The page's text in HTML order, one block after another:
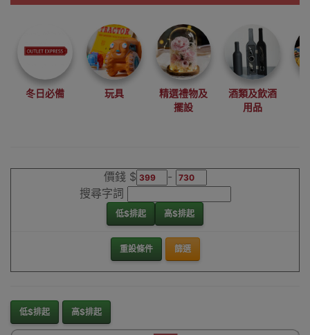
我們每月會固定
尋找最更新、最
潮、有特色而且
優惠的優質產
品，從用家的角
度為你帶來你的
最好選擇。
冬日必備 玩具
精選禮物及
擺設
酒類及飲酒
用品
價錢 $
-
搜尋字詞
低$排起 高$排起
重設條件 篩選
低$排起 高$排起